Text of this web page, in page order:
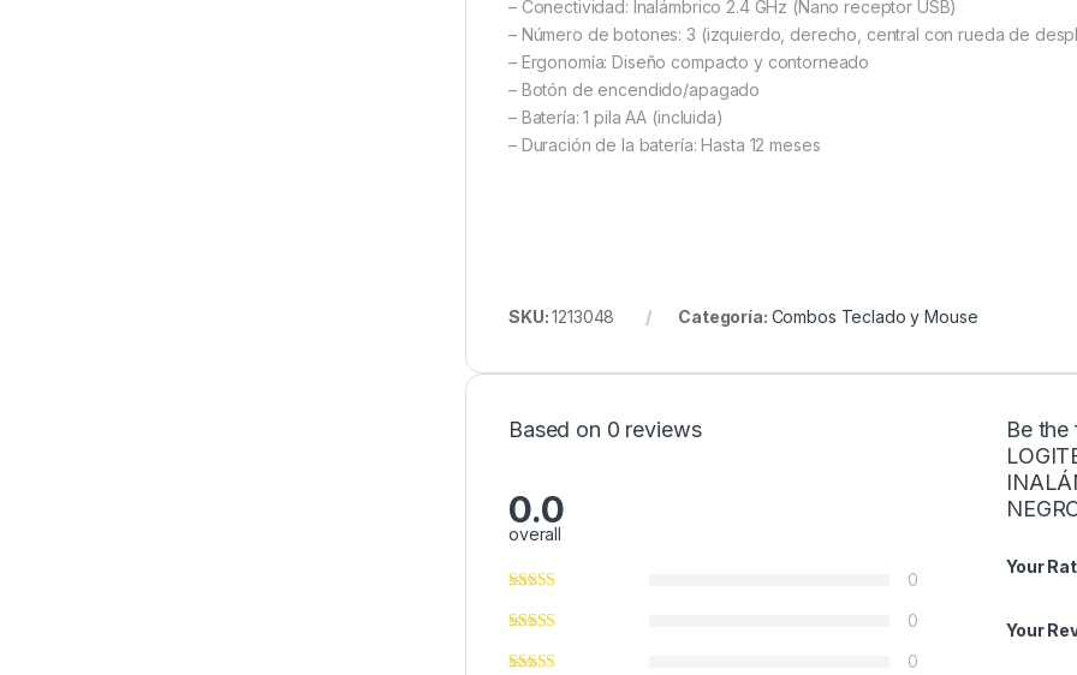
– Conectividad: Inalámbrico 2.4 GHz (Nano receptor USB)
– Número de botones: 3 (izquierdo, derecho, central con rueda de
– Ergonomía: Diseño compacto y contorneado
– Botón de encendido/apagado
– Batería: 1 pila AA (incluida)
– Duración de la batería: Hasta 12 meses
SKU:1213048 Categoría: Combos Teclado y Mouse
Based on 0 reviews
0.0
overall
0
0
0
Be
Your
Your